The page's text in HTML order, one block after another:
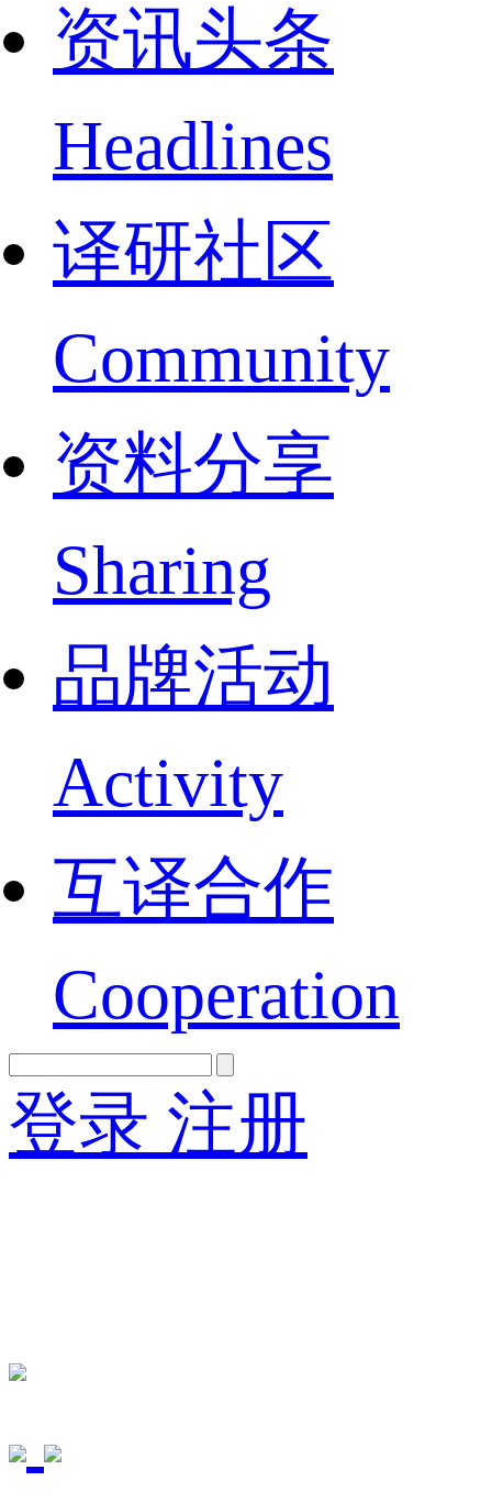
资讯头条
Headlines
译研社区
Community
资料分享
Sharing
品牌活动
Activity
互译合作
Cooperation
登录 注册